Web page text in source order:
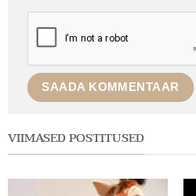
VIIMASED POSTITUSED